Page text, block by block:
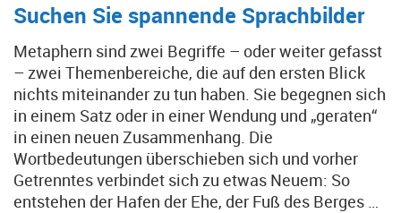
Suchen Sie spannende Sprachbilder
Metaphern sind zwei Begriffe – oder weiter gefasst
– zwei Themenbereiche, die auf den ersten Blick
nichts miteinander zu tun haben. Sie begegnen sich
in einem Satz oder in einer Wendung und „geraten“
in einen neuen Zusammenhang. Die
Wortbedeutungen überschieben sich und vorher
Getrenntes verbindet sich zu etwas Neuem: So
entstehen der Hafen der Ehe, der Fuß des Berges …